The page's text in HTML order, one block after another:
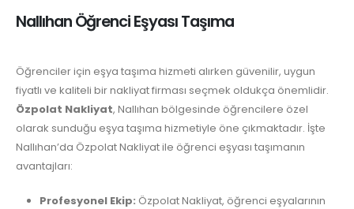
Nallıhan Öğrenci Eşyası Taşıma
Öğrenciler için eşya taşıma hizmeti alırken güvenilir, uygun
fiyatlı ve kaliteli bir nakliyat firması seçmek oldukça önemlidir.
Özpolat Nakliyat, Nallıhan bölgesinde öğrencilere özel
olarak sunduğu eşya taşıma hizmetiyle öne çıkmaktadır. İşte
Nallıhan’da Özpolat Nakliyat ile öğrenci eşyası taşımanın
avantajları:
Profesyonel Ekip: Özpolat Nakliyat, öğrenci eşyalarının